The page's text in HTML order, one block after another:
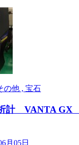
の他 , 宝石
計 VANTA GX
月05日